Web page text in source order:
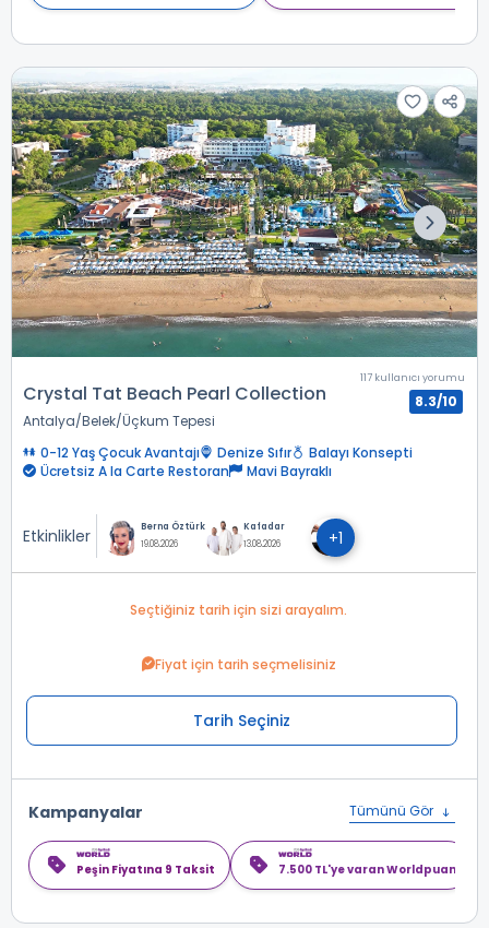
Crystal Tat Beach Pearl Collection
Antalya Belek Üçkum Tepesi
117 kullanıcı yorumu
8.3/10
0-12 Yaş Çocuk Avantajı Denize Sıfır
Balayı Konsepti
Ücretsiz A la Carte Restoran
Mavi Bayraklı
Etkinlikler
Berna Öztürk
19.08.2026
Kafadar
13.08.2026
+1
Seçtiğiniz tarih için sizi arayalım.
Fiyat için tarih seçmelisiniz
Tarih Seçiniz
Kampanyalar Tümünü Gör
Peşin Fiyatına 9 Taksit 7.500 TL'ye varan Worldpuan